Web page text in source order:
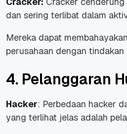
dan sering terlibat dalam
Mereka dapat
perusahaan dengan tindakan
4. Pelanggaran
Hacker: Perbedaan hacker
yang terlihat jelas adalah